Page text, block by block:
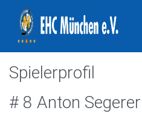
Spielerprofil
# 8 Anton Segerer